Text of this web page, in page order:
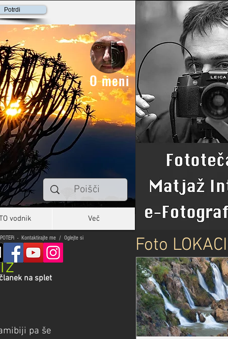
Potrdi
O meni
vodnik Več
pa še
- Kontaktirajte me / Oglejte si
na splet
Foto